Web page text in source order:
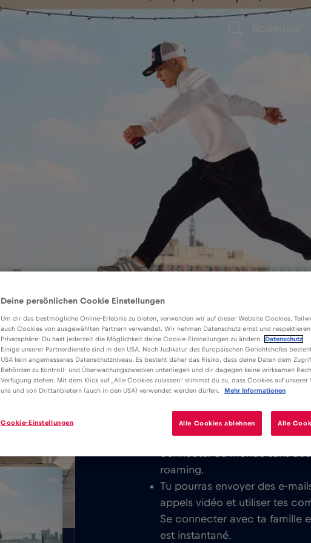
4€/GB
Avantages Description
Télécharge l’application Red Bull
l’Internet mobile illimité à , ou dans
Une fois que tu as activé ta
connecter au monde sans
roaming.
Tu pourras envoyer des e-
appels vidéo et utiliser tes
Se connecter avec ta famille
est instantané.
Deine persönlichen Cookie Einstellungen
Um dir das bestmögliche Online-Erlebnis zu bieten, verwenden wir auf dieser Website Cookies.
auch Cookies von ausgewählten Partnern verwendet. Wir nehmen Datenschutz ernst und
Privatsphäre: Du hast jederzeit die Möglichkeit deine Cookie-Einstellungen zu ändern.
Datenschutz
Einige unserer Partnerdienste sind in den USA. Nach Judikatur des Europäischen Gerichtshofes
USA kein angemessenes Datenschutzniveau. Es besteht daher das Risiko, dass deine Daten dem
Behörden zu Kontroll- und Überwachungszwecken unterliegen und dir dagegen keine wirksamen
Verfügung stehen. Mit dem Klick auf „Alle Cookies zulassen“ stimmst du zu, dass Cookies auf unserer
uns und von Drittanbietern (auch in den USA) verwendet werden dürfen.
Mehr Informationen
Alle Cookies ablehnen Alle
Cookie-Einstellungen